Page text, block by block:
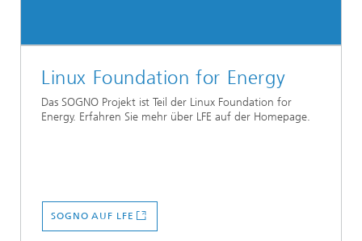
Linux Foundation for Energy
Das SOGNO Projekt ist Teil der Linux Foundation for
Energy. Erfahren Sie mehr über LFE auf der Homepage.
SOGNO AUF LFE